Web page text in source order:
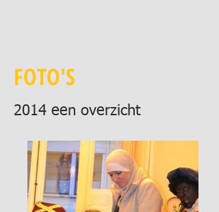
FOTO'S
2014 een overzicht